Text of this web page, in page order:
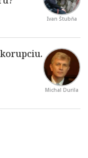
Ivan Štubňa
Michal Durila